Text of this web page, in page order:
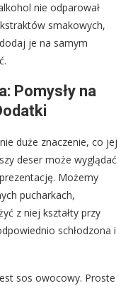
nie odparował
smakowych,
je na samym
Pomysły na
duże znaczenie, co jej
deser może wyglądać
Możemy
pucharkach,
z niej kształty przy
schłodzona i
sos owocowy. Proste